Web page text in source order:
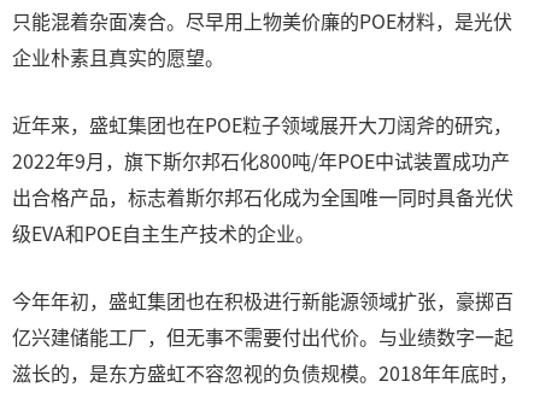
只能混着杂面凑合。尽早用上物美价廉的POE材料，是光伏
企业朴素且真实的愿望。
近年来，盛虹集团也在POE粒子领域展开大刀阔斧的研究，
2022年9月，旗下斯尔邦石化800吨/年POE中试装置成功产
出合格产品，标志着斯尔邦石化成为全国唯一同时具备光伏
级EVA和POE自主生产技术的企业。
今年年初，盛虹集团也在积极进行新能源领域扩张，豪掷百
亿兴建储能工厂，但无事不需要付出代价。与业绩数字一起
滋长的，是东方盛虹不容忽视的负债规模。2018年年底时，